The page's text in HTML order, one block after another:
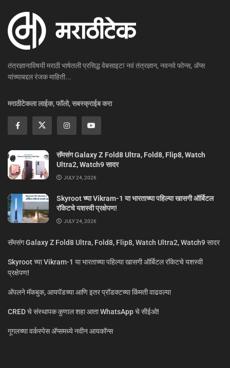
तंत्रज्ञानाविषयी मराठी भाषेतली प्रसिद्ध वेबसाइट! नवं तंत्रज्ञान, नवनवे फोन्स, ॲप्स
यांच्याबद्दल रंजक माहिती...
मराठीटेकला लाईक, फॉलो, सबस्क्राईब करा
सॅमसंग Galaxy Z Fold8 Ultra, Fold8, Flip8, Watch
Ultra2, Watch9 सादर
JULY 24, 2026
Skyroot च्या Vikram-1 या भारताच्या पहिल्या खासगी ऑर्बिटल
रॉकेटचे यशस्वी प्रक्षेपण!
JULY 24, 2026
सॅमसंग Galaxy Z Fold8 Ultra, Fold8, Flip8, Watch Ultra2, Watch9 सादर
Skyroot च्या Vikram-1 या भारताच्या पहिल्या खासगी ऑर्बिटल रॉकेटचे यशस्वी
प्रक्षेपण!
ॲपलने मॅकबुक, आयपॅडच्या आणि इतर प्रॉडक्टच्या किंमती वाढवल्या
CRED चे संस्थापक कुणाल शहा आता WhatsApp चे सीईओ!
गूगलच्या वर्कस्पेस अ‍ॅप्समध्ये नवीन आयकॉन्स